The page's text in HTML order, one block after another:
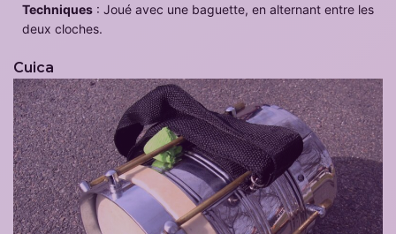
Techniques : Joué avec une baguette, en alternant entre les
deux cloches.
Cuica